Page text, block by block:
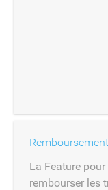
Remboursement
La Feature
rembourser les